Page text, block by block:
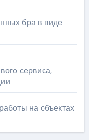
бра в виде
сервиса,
на объектах